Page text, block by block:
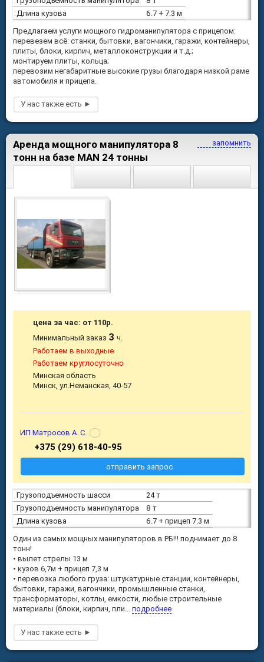
Длина кузова
6.7 + 7.3 м
Предлагаем услуги мощного гидроманипулятора с прицепом:
перевезем всё: станки, бытовки, вагончики, гаражи, контейнеры,
плиты, блоки, кирпич, металлоконструкции и т.д.;
монтируем плиты, кольца;
перевозим негабаритные высокие грузы благодаря низкой раме
автомобиля и прицепа.
запомнить
Аренда мощного манипулятора 8
тонн на базе MAN 24 тонны
Грузоподъемность шасси
24 т
Грузоподъемность манипулятора
8 т
Длина кузова
6.7 + прицеп 7.3 м
Один из самых мощных манипуляторов в РБ!!! поднимает до 8
тонн!
• вылет стрелы 13 м
• кузов 6,7м + прицеп 7,3 м
• перевозка любого груза: штукатурные станции, контейнеры,
бытовки, гаражи, вагончики, промышленные станки,
трансформаторы, котлы, емкости, любые строительные
материалы (блоки, кирпич, пли... подробнее
цена за час: от 110р.
Минимальный заказ 3ч.
Работаем в выходные
Работаем круглосуточно
Минская область
Минск, ул.Неманская, 40-57
ИП Матросов А. С.
+375 (29) 618-40-95
отправить запрос